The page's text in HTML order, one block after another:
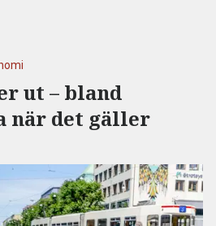
ut – bland
när det gäller